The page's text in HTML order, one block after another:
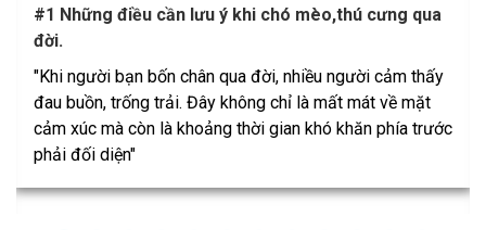
#1 Những điều cần lưu ý khi chó mèo,thú cưng qua
đời.
"Khi người bạn bốn chân qua đời, nhiều người cảm thấy
đau buồn, trống trải. Đây không chỉ là mất mát về mặt
cảm xúc mà còn là khoảng thời gian khó khăn phía trước
phải đối diện"